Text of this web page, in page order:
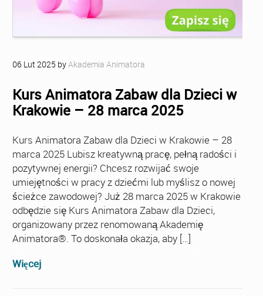
06 Lut2025 byAkademia Animatora
Kurs Animatora Zabaw dla Dzieci w
Krakowie – 28 marca 2025
Kurs Animatora Zabaw dla Dzieci w Krakowie – 28
marca 2025 Lubisz kreatywną pracę, pełną radości i
pozytywnej energii? Chcesz rozwijać swoje
umiejętności w pracy z dziećmi lub myślisz o nowej
ścieżce zawodowej? Już 28 marca 2025 w Krakowie
odbędzie się Kurs Animatora Zabaw dla Dzieci,
organizowany przez renomowaną Akademię
Animatora®. To doskonała okazja, aby […]
Więcej